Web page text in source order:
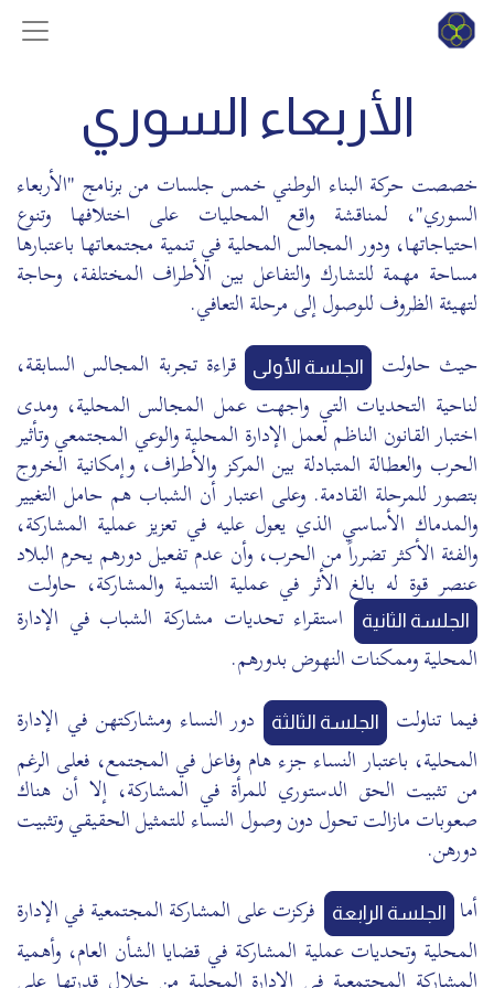
الأربعاء السوري
خصصت حركة البناء الوطني خمس جلسات من برنامج "الأربعاء
السوري"، لمناقشة واقع المحليات على اختلافها وتنوع
احتياجاتها، ودور المجالس المحلية في تنمية مجتمعاتها باعتبارها
مساحة مهمة للتشارك والتفاعل بين الأطراف المختلفة، وحاجة
لتهيئة الظروف للوصول إلى مرحلة التعافي.
حيث حاولت
الجلسة الأولى قراءة تجربة المجالس السابقة،
لناحية التحديات التي واجهت عمل المجالس المحلية، ومدى
اختبار القانون الناظم لعمل الإدارة المحلية والوعي المجتمعي وتأثير
الحرب والعطالة المتبادلة بين المركز والأطراف، وإمكانية الخروج
بتصور للمرحلة القادمة. وعلى اعتبار أن الشباب هم حامل التغيير
والمدماك الأساسي الذي يعول عليه في تعزيز عملية المشاركة،
والفئة الأكثر تضرراً من الحرب، وأن عدم تفعيل دورهم يحرم البلاد
عنصر قوة له بالغ الأثر في عملية التنمية والمشاركة، حاولت
الجلسة الثانية
استقراء تحديات مشاركة الشباب في الإدارة
المحلية وممكنات النهوض بدورهم.
فيما تناولت
الجلسة الثالثة دور النساء ومشاركتهن في الإدارة
المحلية، باعتبار النساء جزء هام وفاعل في المجتمع، فعلى الرغم
من تثبيت الحق الدستوري للمرأة في المشاركة، إلا أن هناك
صعوبات مازالت تحول دون وصول النساء للتمثيل الحقيقي وتثبيت
دورهن.
أما الجلسة الرابعة
فركزت على المشاركة المجتمعية في الإدارة
المحلية وتحديات عملية المشاركة في قضايا الشأن العام، وأهمية